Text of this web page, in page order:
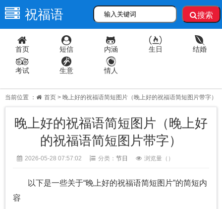
祝福语 搜索
首页 短信 内涵 生日 结婚
考试 生意 情人
当前位置 ： 首页 > 晚上好的祝福语简短图片（晚上好的祝福语简短图片带字）
晚上好的祝福语简短图片（晚上好
的祝福语简短图片带字）
2026-05-28 07:57:02 分类： 节日 浏览量（ ）
以下是一些关于“晚上好的祝福语简短图片”的简短内
容